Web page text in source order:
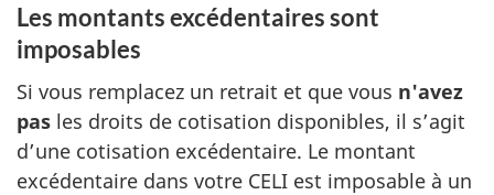
Les montants excédentaires sont
imposables
Si vous remplacez un retrait et que vous n'avez
pas les droits de cotisation disponibles, il s’agit
d’une cotisation excédentaire. Le montant
excédentaire dans votre CELI est imposable à un